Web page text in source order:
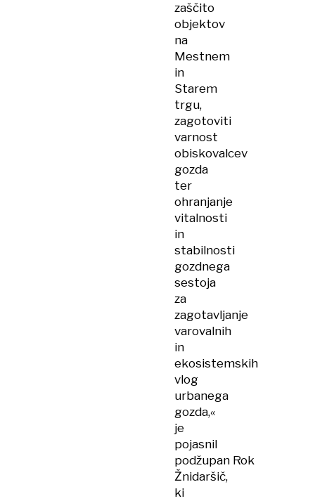
zaščito
objektov
na
Mestnem
in
Starem
trgu,
zagotoviti
varnost
obiskovalcev
gozda
ter
ohranjanje
vitalnosti
in
stabilnosti
gozdnega
sestoja
za
zagotavljanje
varovalnih
in
ekosistemskih
vlog
urbanega
gozda,«
je
pojasnil
podžupan Rok
Žnidaršič,
ki